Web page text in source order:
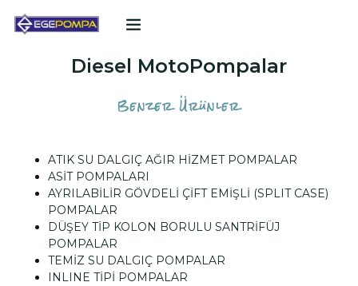
Diesel MotoPompalar
Benzer Ürünler
ATIK SU DALGIÇ AĞIR HİZMET POMPALAR
ASİT POMPALARI
AYRILABİLİR GÖVDELİ ÇİFT EMİŞLİ (SPLIT CASE)
POMPALAR
DÜŞEY TİP KOLON BORULU SANTRİFÜJ
POMPALAR
TEMİZ SU DALGIÇ POMPALAR
INLINE TİPİ POMPALAR